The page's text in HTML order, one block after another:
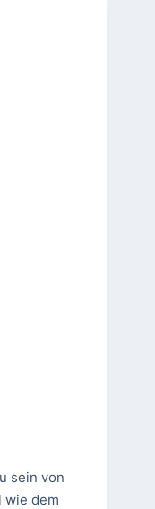
sein von
wie dem